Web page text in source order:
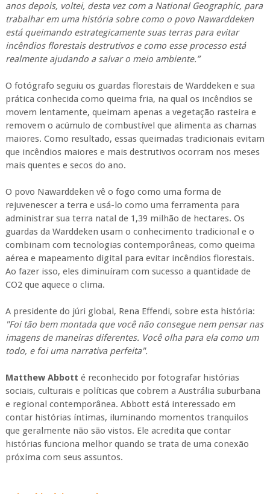
anos depois, voltei, desta vez com a National Geographic, para
trabalhar em uma história sobre como o povo Nawarddeken
está queimando estrategicamente suas terras para evitar
incêndios florestais destrutivos e como esse processo está
realmente ajudando a salvar o meio ambiente.”
O fotógrafo seguiu os guardas florestais de Warddeken e sua
prática conhecida como queima fria, na qual os incêndios se
movem lentamente, queimam apenas a vegetação rasteira e
removem o acúmulo de combustível que alimenta as chamas
maiores. Como resultado, essas queimadas tradicionais evitam
que incêndios maiores e mais destrutivos ocorram nos meses
mais quentes e secos do ano.
O povo Nawarddeken vê o fogo como uma forma de
rejuvenescer a terra e usá-lo como uma ferramenta para
administrar sua terra natal de 1,39 milhão de hectares. Os
guardas da Warddeken usam o conhecimento tradicional e o
combinam com tecnologias contemporâneas, como queima
aérea e mapeamento digital para evitar incêndios florestais.
Ao fazer isso, eles diminuíram com sucesso a quantidade de
CO2 que aquece o clima.
A presidente do júri global, Rena Effendi, sobre esta história:
"Foi tão bem montada que você não consegue nem pensar nas
imagens de maneiras diferentes. Você olha para ela como um
todo, e foi uma narrativa perfeita".
Matthew Abbott é reconhecido por fotografar histórias
sociais, culturais e políticas que cobrem a Austrália suburbana
e regional contemporânea. Abbott está interessado em
contar histórias íntimas, iluminando momentos tranquilos
que geralmente não são vistos. Ele acredita que contar
histórias funciona melhor quando se trata de uma conexão
próxima com seus assuntos.